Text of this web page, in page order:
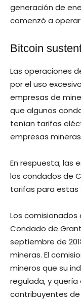
generación de
comenzó a operar
Bitcoin
Las operaciones
por el uso
empresas de
que algunos
tenían tarifas
empresas
En respuesta, las
los condados de
tarifas para estas
Los comisionados
Condado de
septiembre de
mineras. El
mineros que su
regulada, y
contribuyentes